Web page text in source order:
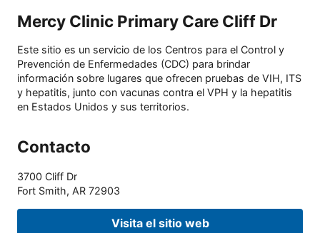
Mercy Clinic Primary Care Cliff Dr
Este sitio es un servicio de los Centros para el Control y
Prevención de Enfermedades (CDC) para brindar
información sobre lugares que ofrecen pruebas de VIH, ITS
y hepatitis, junto con vacunas contra el VPH y la hepatitis
en Estados Unidos y sus territorios.
Contacto
3700 Cliff Dr
Fort Smith, AR 72903
Visita el sitio web